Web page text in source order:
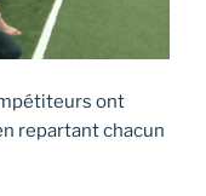
ont
repartant chacun